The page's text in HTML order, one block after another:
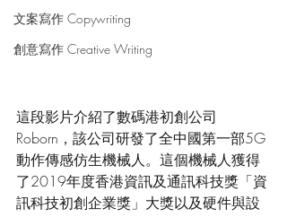
文案寫作 Copywriting
創意寫作 Creative Writing
這段影片介紹了數碼港初創公司
Roborn，該公司研發了全中國第一部5G
動作傳感仿生機械人。這個機械人獲得
了2019年度香港資訊及通訊科技獎「資
訊科技初創企業獎」大獎以及硬件與設